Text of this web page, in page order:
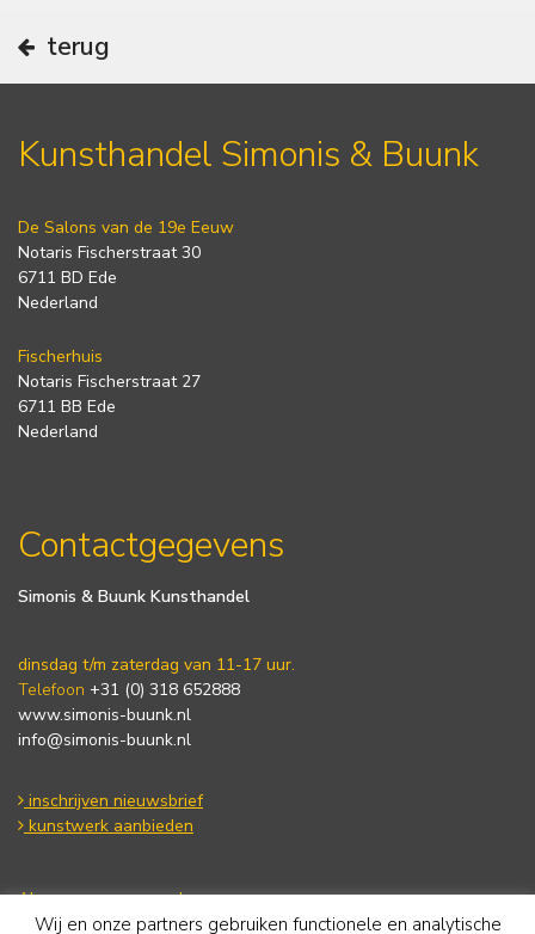
terug
Kunsthandel Simonis & Buunk
De Salons van de 19e Eeuw
Notaris Fischerstraat 30
6711 BD Ede
Nederland
Fischerhuis
Notaris Fischerstraat 27
6711 BB Ede
Nederland
Contactgegevens
Simonis & Buunk Kunsthandel
dinsdag t/m zaterdag van 11-17 uur.
Telefoon +31 (0) 318 652888
www.simonis-buunk.nl
info@simonis-buunk.nl
inschrijven nieuwsbrief
kunstwerk aanbieden
Algemene voorwaarden
Privacy statement
Wij en onze partners gebruiken functionele en analytische